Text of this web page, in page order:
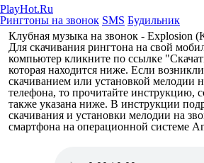
PlayHot.Ru
Рингтоны на звонок SMS Будильник
Клубная музыка на звонок - Explosion
Для скачивания рингтона на свой
компьютер кликните по ссылке
которая находится ниже. Если
скачиванием или установкой мелодии
телефона, то прочитайте инструкцию,
также указана ниже. В инструкции
скачивания и установки мелодии на
смартфона на операционной системе